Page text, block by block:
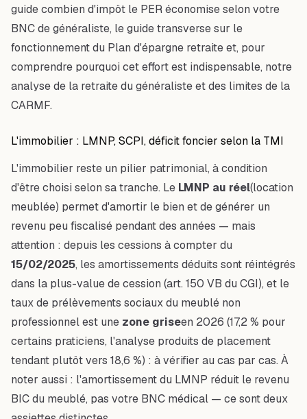
guidecombien d'impôt le PER économise selon votre
BNC de généraliste, le guide transverse sur le
fonctionnement du Plan d'épargne retraiteet, pour
comprendre pourquoi cet effort est indispensable, notre
analyse de la retraite du généraliste et des limites de la
CARMF.
L'immobilier : LMNP, SCPI, déficit foncier selon la TMI
L'immobilier reste un pilier patrimonial, à condition
d'être choisi selon sa tranche. Le LMNP au réel(location
meublée) permet d'amortir le bien et de générer un
revenu peu fiscalisé pendant des années — mais
attention : depuis les cessions à compter du
15/02/2025, les amortissements déduits sont réintégrés
dans la plus-value de cession (art. 150 VB du CGI), et le
taux de prélèvements sociaux du meublé non
professionnel est une zone griseen 2026 (17,2 % pour
certains praticiens, l'analyse produits de placement
tendant plutôt vers 18,6 %) : à vérifier au cas par cas. À
noter aussi : l'amortissement du LMNP réduit le revenu
BIC du meublé, pas votre BNC médical — ce sont deux